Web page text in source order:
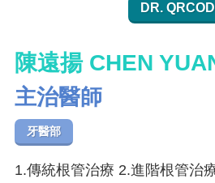
DR.
陳遠揚 CHEN
主治醫師
牙醫部
1.傳統根管治療 2.進階根管治